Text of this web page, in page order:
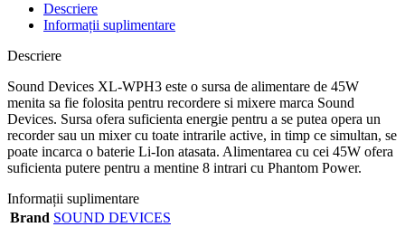
Descriere
Informații suplimentare
Descriere
Sound Devices XL-WPH3 este o sursa de alimentare de 45W
menita sa fie folosita pentru recordere si mixere marca Sound
Devices. Sursa ofera suficienta energie pentru a se putea opera un
recorder sau un mixer cu toate intrarile active, in timp ce simultan, se
poate incarca o baterie Li-Ion atasata. Alimentarea cu cei 45W ofera
suficienta putere pentru a mentine 8 intrari cu Phantom Power.
Informații suplimentare
Brand SOUND DEVICES